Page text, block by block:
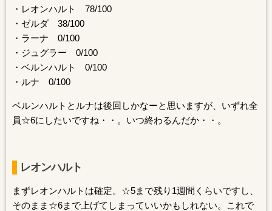
・レオンハルト 78/100
・ゼルダ 38/100
・ラーナ 0/100
・ジュグラー 0/100
・ベルンハルト 0/100
・ルナ 0/100
ベルンハルトとルナは後回しかなーと思いますが、いずれ全
員☆6にしたいですね・・。いつ終わるんだか・・。
レオンハルト
まずレオンハルトは確定。☆5まで残り1週間くらいですし、
そのまま☆6まで上げてしまっていいかもしれない。これで